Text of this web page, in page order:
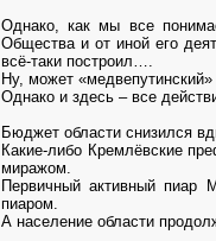
Однако, как мы все
Общества и от иной его
всё-таки построил….
Ну, может «медвепутинский»
Однако и здесь – все
Бюджет области снизился
Какие-либо Кремлёвские
миражом.
Первичный активный пиар
пиаром.
А население области